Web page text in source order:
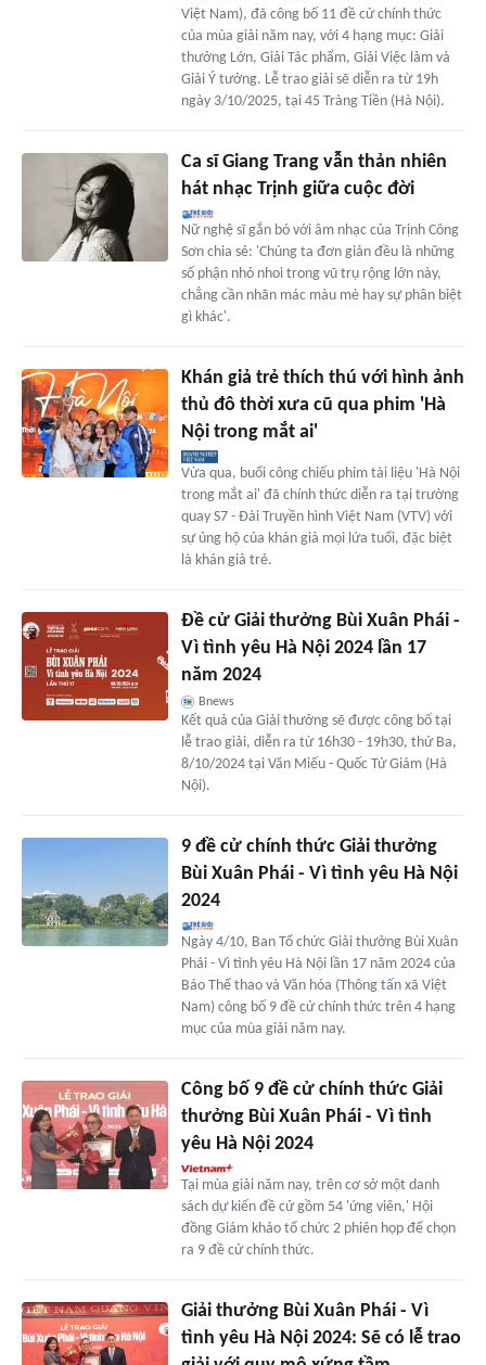
Việt Nam), đã công bố 11 đề cử chính thức
của mùa giải năm nay, với 4 hạng mục: Giải
thưởng Lớn, Giải Tác phẩm, Giải Việc làm và
Giải Ý tưởng. Lễ trao giải sẽ diễn ra từ 19h
ngày 3/10/2025, tại 45 Tràng Tiền (Hà Nội).
Ca sĩ Giang Trang vẫn thản nhiên
hát nhạc Trịnh giữa cuộc đời
Nữ nghệ sĩ gắn bó với âm nhạc của Trịnh Công
Sơn chia sẻ: 'Chúng ta đơn giản đều là những
số phận nhỏ nhoi trong vũ trụ rộng lớn này,
chẳng cần nhãn mác màu mè hay sự phân biệt
gì khác'.
Khán giả trẻ thích thú với hình ảnh
thủ đô thời xưa cũ qua phim 'Hà
Nội trong mắt ai'
Vừa qua, buổi công chiếu phim tài liệu 'Hà Nội
trong mắt ai' đã chính thức diễn ra tại trường
quay S7 - Đài Truyền hình Việt Nam (VTV) với
sự ủng hộ của khán giả mọi lứa tuổi, đặc biệt
là khán giả trẻ.
Đề cử Giải thưởng Bùi Xuân Phái -
Vì tình yêu Hà Nội 2024 lần 17
năm 2024
Bnews
Kết quả của Giải thưởng sẽ được công bố tại
lễ trao giải, diễn ra từ 16h30 - 19h30, thứ Ba,
8/10/2024 tại Văn Miếu - Quốc Tử Giám (Hà
Nội).
9 đề cử chính thức Giải thưởng
Bùi Xuân Phái - Vì tình yêu Hà Nội
2024
Ngày 4/10, Ban Tổ chức Giải thưởng Bùi Xuân
Phái - Vì tình yêu Hà Nội lần 17 năm 2024 của
Báo Thể thao và Văn hóa (Thông tấn xã Việt
Nam) công bố 9 đề cử chính thức trên 4 hạng
mục của mùa giải năm nay.
Công bố 9 đề cử chính thức Giải
thưởng Bùi Xuân Phái - Vì tình
yêu Hà Nội 2024
Tại mùa giải năm nay, trên cơ sở một danh
sách dự kiến đề cử gồm 54 'ứng viên,' Hội
đồng Giám khảo tổ chức 2 phiên họp để chọn
ra 9 đề cử chính thức.
Giải thưởng Bùi Xuân Phái - Vì
tình yêu Hà Nội 2024: Sẽ có lễ trao